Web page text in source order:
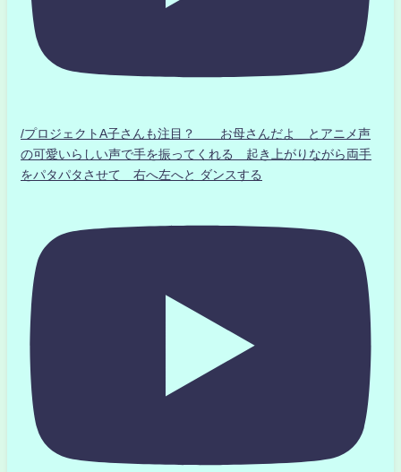
/プロジェクトA子さんも注目？ お母さんだよ とアニメ声
の可愛いらしい声で手を振ってくれる 起き上がりながら両手
をパタパタさせて 右へ左へと ダンスする